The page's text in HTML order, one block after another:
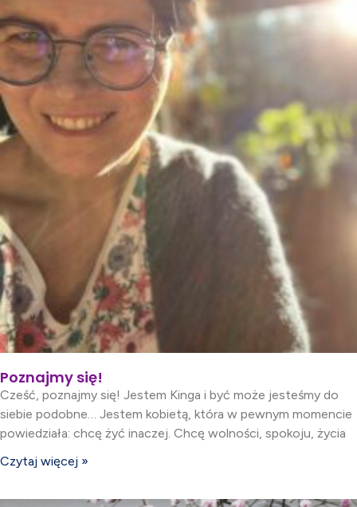
Poznajmy się!
Cześć, poznajmy się! Jestem Kinga i być może jesteśmy do
siebie podobne… Jestem kobietą, która w pewnym momencie
powiedziała: chcę żyć inaczej. Chcę wolności, spokoju, życia
Czytaj więcej »